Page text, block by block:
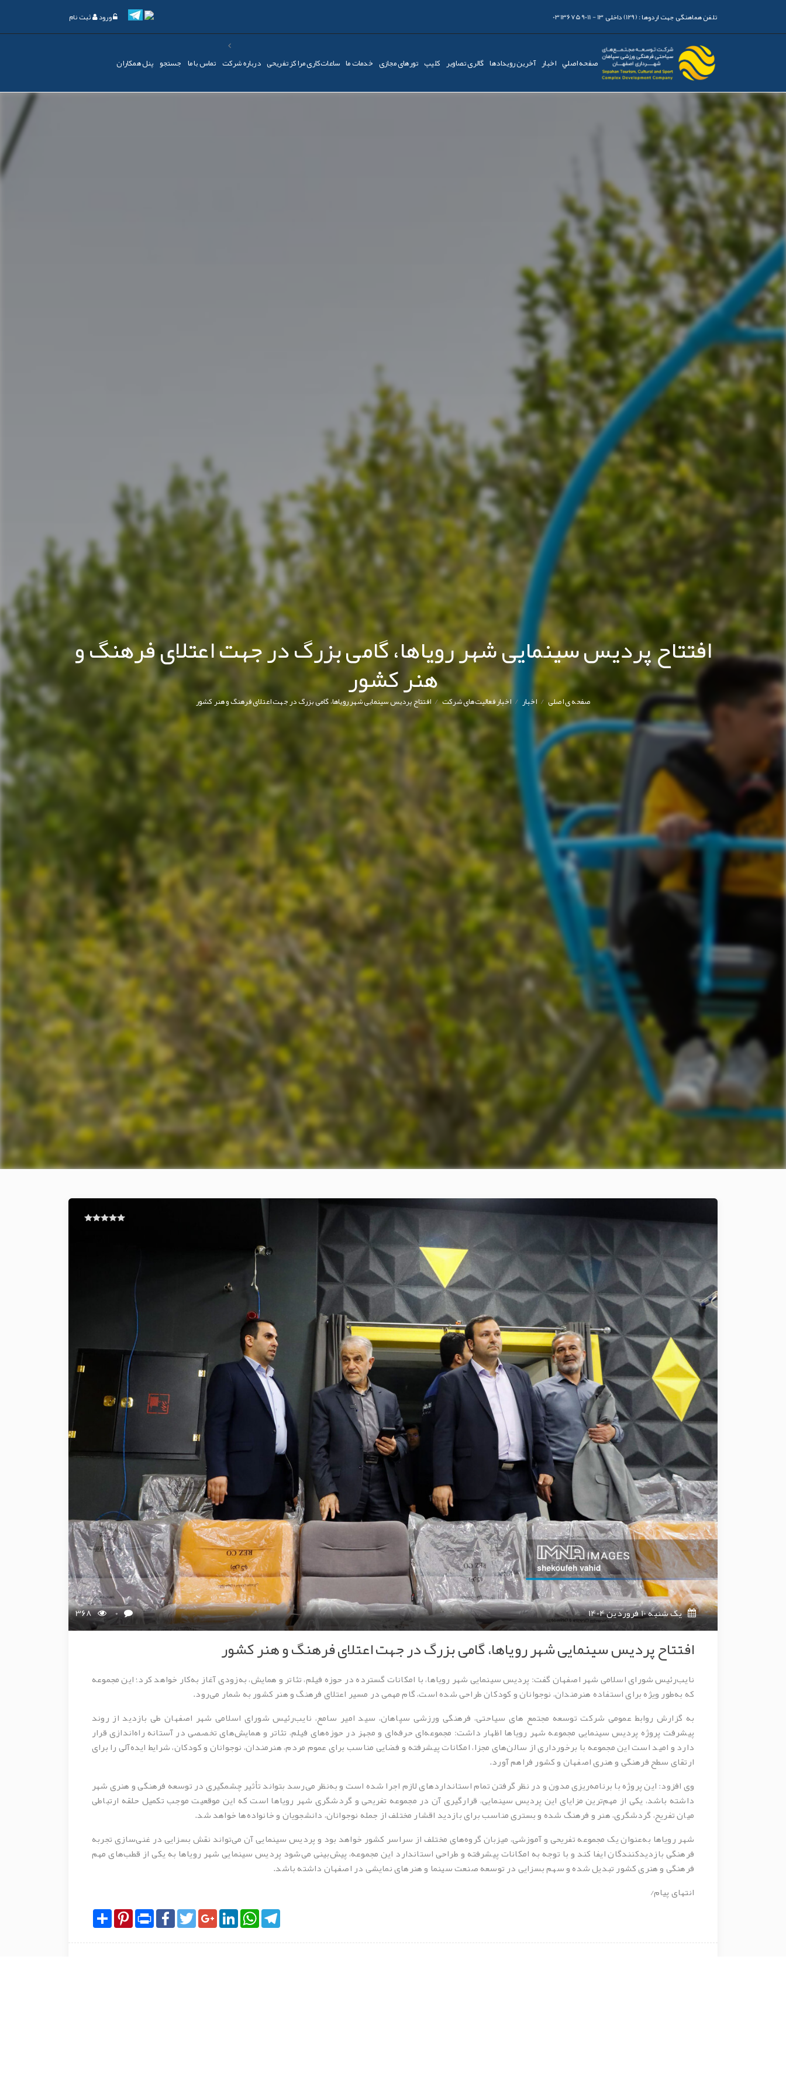
تلفن هماهنگی جهت اردوها :(129) داخلی 13 - 03136759011 ورود ثبت نام
صفحه اصلي اخبار آخرین رویدادها گالری تصاویر کليپ تورهای مجازی خدمات ما ساعات‌کاری مراکز تفریحی درباره شرکت تماس با ما جستجو پنل همکاران
افتتاح پردیس سینمایی شهر رویاها، گامی بزرگ در جهت اعتلای فرهنگ و
هنر کشور صفحه ی اصلی/ اخبار/اخبار فعالیت‌های شرکت/ افتتاح پردیس سینمایی شهر رویاها، گامی بزرگ در جهت اعتلای فرهنگ و هنر کشور
یک شنبه 10 فروردین 1404 368 0
افتتاح پردیس سینمایی شهر رویاها، گامی بزرگ در جهت اعتلای فرهنگ و هنر کشور
نایب‌رئیس شورای اسلامی شهر اصفهان گفت: پردیس سینمایی شهر رویاها، با امکانات گسترده در حوزه فیلم، تئاتر و همایش، به‌زودی آغاز به‌کار خواهد کرد؛ این مجموعه
که به‌طور ویژه برای استفاده هنرمندان، نوجوانان و کودکان طراحی شده است، گام مهمی در مسیر اعتلای فرهنگ و هنر کشور به شمار می‌رود.
به گزارش روابط عمومی شرکت توسعه مجتمع های سیاحتی، فرهنگی ورزشی سپاهان، سید امیر سامع، نایب‌رئیس شورای اسلامی شهر اصفهان طی بازدید از روند
پیشرفت پروژه پردیس سینمایی مجموعه شهر رویاها اظهار داشت: مجموعه‌ای حرفه‌ای و مجهز در حوزه‌های فیلم، تئاتر و همایش‌های تخصصی در آستانه راه‌اندازی قرار
دارد و امید است این مجموعه با برخورداری از سالن‌های مجزا، امکانات پیشرفته و فضایی مناسب برای عموم مردم، هنرمندان، نوجوانان و کودکان، شرایط ایده‌آلی را برای
ارتقای سطح فرهنگی و هنری اصفهان و کشور فراهم آورد.
وی افزود: این پروژه با برنامه‌ریزی مدون و در نظر گرفتن تمام استانداردهای لازم اجرا شده است و به‌نظر می‌رسد بتواند تأثیر چشمگیری در توسعه فرهنگی و هنری شهر
داشته باشد، یکی از مهم‌ترین مزایای این پردیس سینمایی، قرارگیری آن در مجموعه تفریحی و گردشگری شهر رویاها است که این موقعیت موجب تکمیل حلقه ارتباطی
میان تفریح، گردشگری، هنر و فرهنگ شده و بستری مناسب برای بازدید اقشار مختلف از جمله نوجوانان، دانشجویان و خانواده‌ها خواهد شد.
شهر رویاها به‌عنوان یک مجموعه تفریحی و آموزشی، میزبان گروه‌های مختلف از سراسر کشور خواهد بود و پردیس سینمایی آن می‌تواند نقش بسزایی در غنی‌سازی تجربه
فرهنگی بازدیدکنندگان ایفا کند و با توجه به امکانات پیشرفته و طراحی استاندارد این مجموعه، پیش‌بینی می‌شود پردیس سینمایی شهر رویاها به یکی از قطب‌های مهم
فرهنگی و هنری کشور تبدیل شده و سهم بسزایی در توسعه صنعت سینما و هنرهای نمایشی در اصفهان داشته باشد.
انتهای پیام/
Share
Pinterest Print
FacebookTwitterGoogle+LinkedIn
WhatsAppTelegram